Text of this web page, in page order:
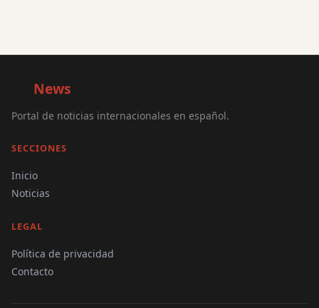
News
Portal de noticias internacionales en español.
SECCIONES
Inicio
Noticias
LEGAL
Política de privacidad
Contacto